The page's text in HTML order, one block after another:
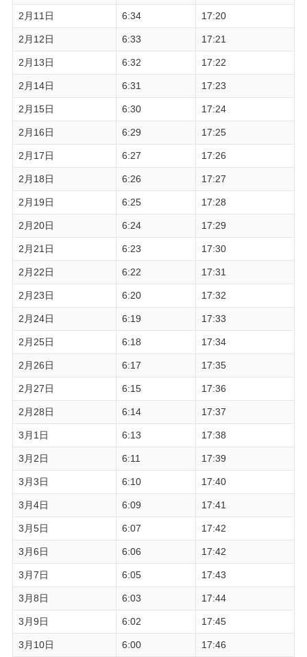
2月11日 6:34 17:20
2月12日 6:33 17:21
2月13日 6:32 17:22
2月14日 6:31 17:23
2月15日 6:30 17:24
2月16日 6:29 17:25
2月17日 6:27 17:26
2月18日 6:26 17:27
2月19日 6:25 17:28
2月20日 6:24 17:29
2月21日 6:23 17:30
2月22日 6:22 17:31
2月23日 6:20 17:32
2月24日 6:19 17:33
2月25日 6:18 17:34
2月26日 6:17 17:35
2月27日 6:15 17:36
2月28日 6:14 17:37
3月1日 6:13 17:38
3月2日 6:11 17:39
3月3日 6:10 17:40
3月4日 6:09 17:41
3月5日 6:07 17:42
3月6日 6:06 17:42
3月7日 6:05 17:43
3月8日 6:03 17:44
3月9日 6:02 17:45
3月10日 6:00 17:46